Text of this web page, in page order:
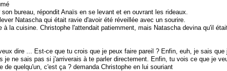
bureau, répondit Anaïs en se levant et en ouvrant les rideaux.
Natascha qui était ravie d'avoir été réveillée avec un sourire.
la cuisine. Christophe l'attendait patiemment, mais Natascha devina qu'il
dire ... Est-ce que tu crois que je peux faire pareil ? Enfin, euh, je sais
ne sais pas si j'arriverais à te parler directement. Enfin, tu vois ce que je
quelqu'un, c'est ça ? demanda Christophe en lui souriant